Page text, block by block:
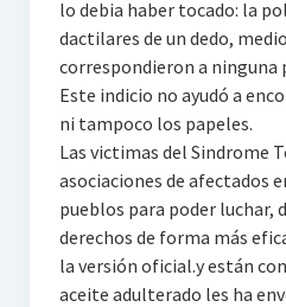
lo debia haber tocado: la
dactilares de un dedo,
correspondieron a ninguna
Este indicio no ayudó a
ni tampoco los papeles.
Las victimas del Sindrome
asociaciones de afectados
pueblos para poder luchar,
derechos de forma más
la versión oficial.y están
aceite adulterado les ha